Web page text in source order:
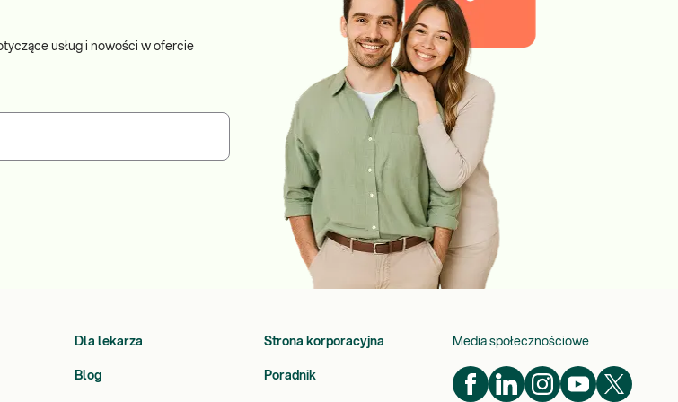
usług i nowości w ofercie
Dla lekarza Strona korporacyjna
Blog Poradnik
Media społecznościowe